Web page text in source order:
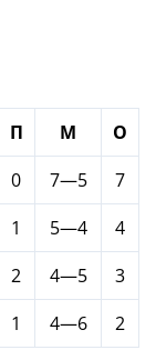
П М
О
0 7—5
7
1 5—4
4
2 4—5
3
1 4—6 2